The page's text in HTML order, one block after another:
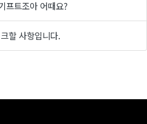
프트조아 어때요?
할 사항입니다.